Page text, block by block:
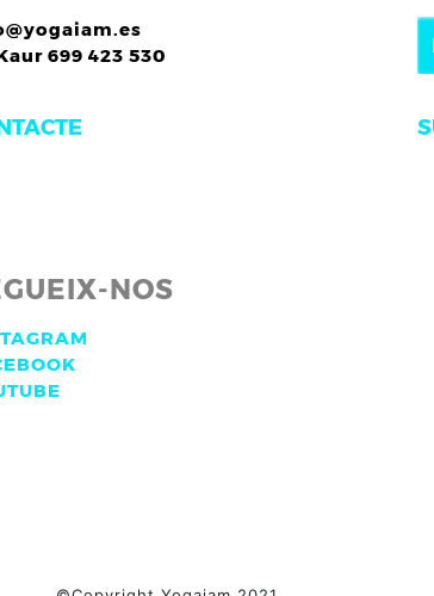
699 423 530
NOS